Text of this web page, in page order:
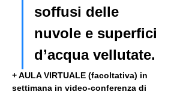
soffusi delle
nuvole e superfici
d’acqua vellutate.
+ AULA VIRTUALE (facoltativa) in
settimana in video-conferenza di